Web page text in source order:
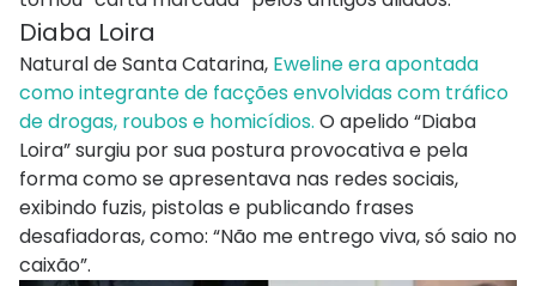
Diaba Loira
Natural de Santa Catarina, Eweline era apontada
como integrante de facções envolvidas com tráfico
de drogas, roubos e homicídios. O apelido “Diaba
Loira” surgiu por sua postura provocativa e pela
forma como se apresentava nas redes sociais,
exibindo fuzis, pistolas e publicando frases
desafiadoras, como: “Não me entrego viva, só saio no
caixão”.